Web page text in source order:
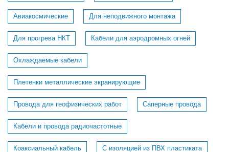
Авиакосмические Для неподвижного монтажа
Для прогрева НКТ Кабели для аэродромных огней
Охлаждаемые кабели
Плетенки металлические экранирующие
Провода для геофизических работ Саперные провода
Кабели и провода радиочастотные
Коаксиальный кабель С изоляцией из ПВХ пластиката